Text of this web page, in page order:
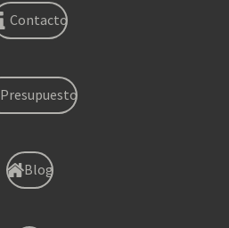
Contacto
Presupuesto
Blog